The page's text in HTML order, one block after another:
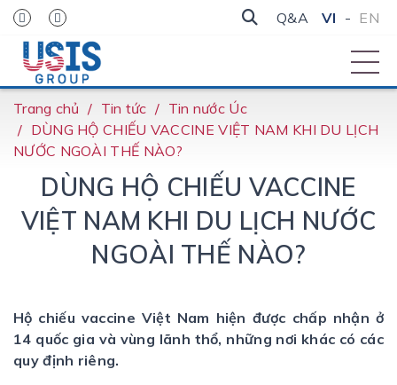
Q&A VI - EN
Trang chủ Tin tức
Tin nước Úc
DÙNG HỘ CHIẾU VACCINE VIỆT NAM KHI DU LỊCH
NƯỚC NGOÀI THẾ NÀO?
DÙNG HỘ CHIẾU VACCINE
VIỆT NAM KHI DU LỊCH NƯỚC
NGOÀI THẾ NÀO?
Hộ chiếu vaccine Việt Nam hiện được chấp nhận ở
14 quốc gia và vùng lãnh thổ, những nơi khác có các
quy định riêng.